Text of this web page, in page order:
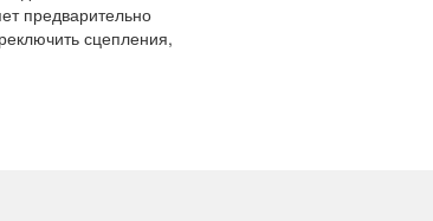
предварительно
сцепления,